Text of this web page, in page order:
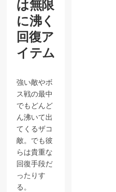
は無限
に沸く
回復ア
イテム
強い敵やボ
ス戦の最中
でもどんど
ん沸いて出
てくるザコ
敵。でも彼
らは貴重な
回復手段だ
ったりす
る。